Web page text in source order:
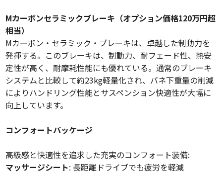
Mカーボンセラミックブレーキ（オプション価格120万円超
相当）
Mカーボン・セラミック・ブレーキは、卓越した制動力を
発揮する。このブレーキは、制動力、耐フェード性、熱安
定性が高く、耐摩耗性能にも優れている。通常のブレーキ
システムと比較して約23kg軽量化され、バネ下重量の削減
によりハンドリング性能とサスペンション快適性が大幅に
向上しています。
コンフォートパッケージ
高級感と快適性を追求した充実のコンフォート装備:
マッサージシート: 長距離ドライブでも疲労を軽減